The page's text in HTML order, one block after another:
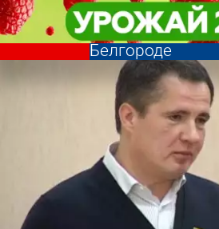
Вячеслав
победу на
Белгороде
Политика
Вячеслав
победу на
Белгороде
Политика
Другие
теме
Погода и
валют в